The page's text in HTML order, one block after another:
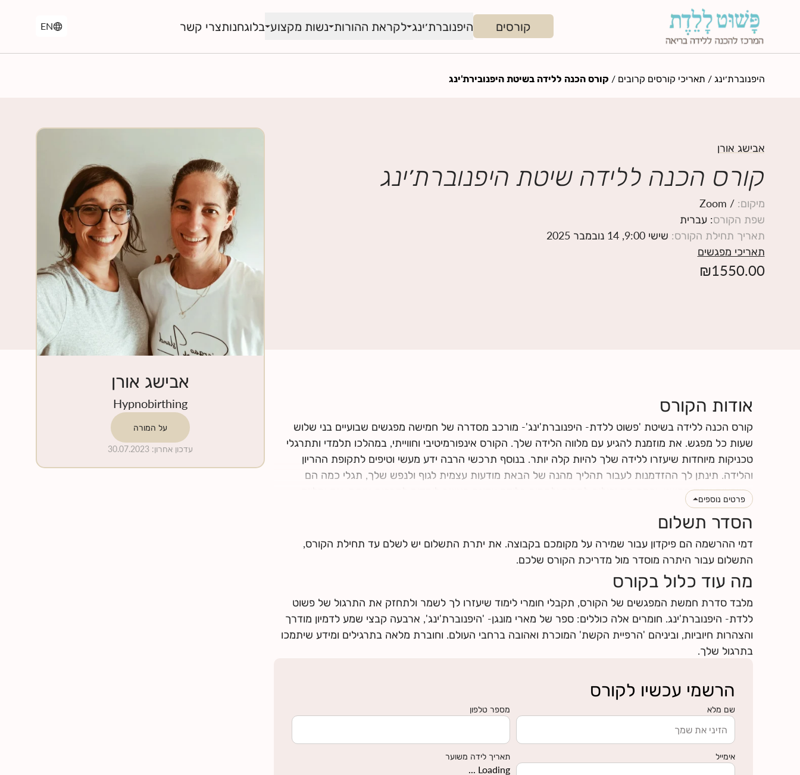
קורסים היפנוברת׳ינג לקראת ההורות נשות מקצוע בלוגחנותצרי קשר EN
היפנוברת׳ינג/ תאריכי קורסים קרובים / קורס הכנה ללידה בשיטת היפנובירת'ינג
אבישג אורן
קורס הכנה ללידה שיטת היפנוברת׳ינג
מיקום:
/ Zoom
שפת הקורס: עברית
תאריך תחילת הקורס: שישי 9:00, 14 נובמבר 2025
תאריכי מפגשים
₪1550.00
אבישג אורן
Hypnobirthing
על המורה
עדכון אחרון:
30.07.2023
אודות הקורס
קורס הכנה ללידה בשיטת 'פשוט ללדת- היפנוברת'ינג'- מורכב מסדרה של חמישה מפגשים שבועיים בני שלוש
שעות כל מפגש. את מוזמנת להגיע עם מלווה הלידה שלך. הקורס אינפורמיטיבי וחווייתי, במהלכו תלמדי ותתרגלי
טכניקות מיוחדות שיעזרו ללידה שלך להיות קלה יותר. בנוסף תרכשי הרבה ידע מעשי וטיפים לתקופת ההריון
והלידה. תינתן לך ההזדמנות לעבור תהליך מהנה של הבאת מודעות עצמית לגוף ולנפש שלך, תגלי כמה הם
מושפעים אחד מהשני, וכמה הם יכולים לתרום ולתמוך בלידה עדינה כאשר לומדים להרפות אותם. את ומלווה
הלידה שלך תרכשו ידע ותפתחו כישורי תקשורת אחד עם השנייה, עם התינוק.ת שלכם ועם הצוות הרפואי.
לחצי כאן לקרוא עוד על תוכן הקורס
לחצי כאן למצוא מידע על החזרי ביטוח
פרטים נוספים
הסדר תשלום
דמי ההרשמה הם פיקדון עבור שמירה על מקומכם בקבוצה. את יתרת התשלום יש לשלם עד תחילת הקורס,
התשלום עבור היתרה מוסדר מול מדריכת הקורס שלכם.
מה עוד כלול בקורס
מלבד סדרת חמשת המפגשים של הקורס, תקבלי חומרי לימוד שיעזרו לך לשמר ולתחזק את התרגול של פשוט
ללדת- היפנוברת'ינג. חומרים אלה כוללים: ספר של מארי מונגן- 'היפנוברת'ינג', ארבעה קבצי שמע לדמיון מודרך
והצהרות חיוביות, וביניהם 'הרפיית הקשת' המוכרת ואהובה ברחבי העולם. וחוברת מלאה בתרגילים ומידע שיתמכו
בתרגול שלך.
הרשמי עכשיו לקורס
שם מלא מספר טלפון
אימייל תאריך לידה משוער
Loading ...